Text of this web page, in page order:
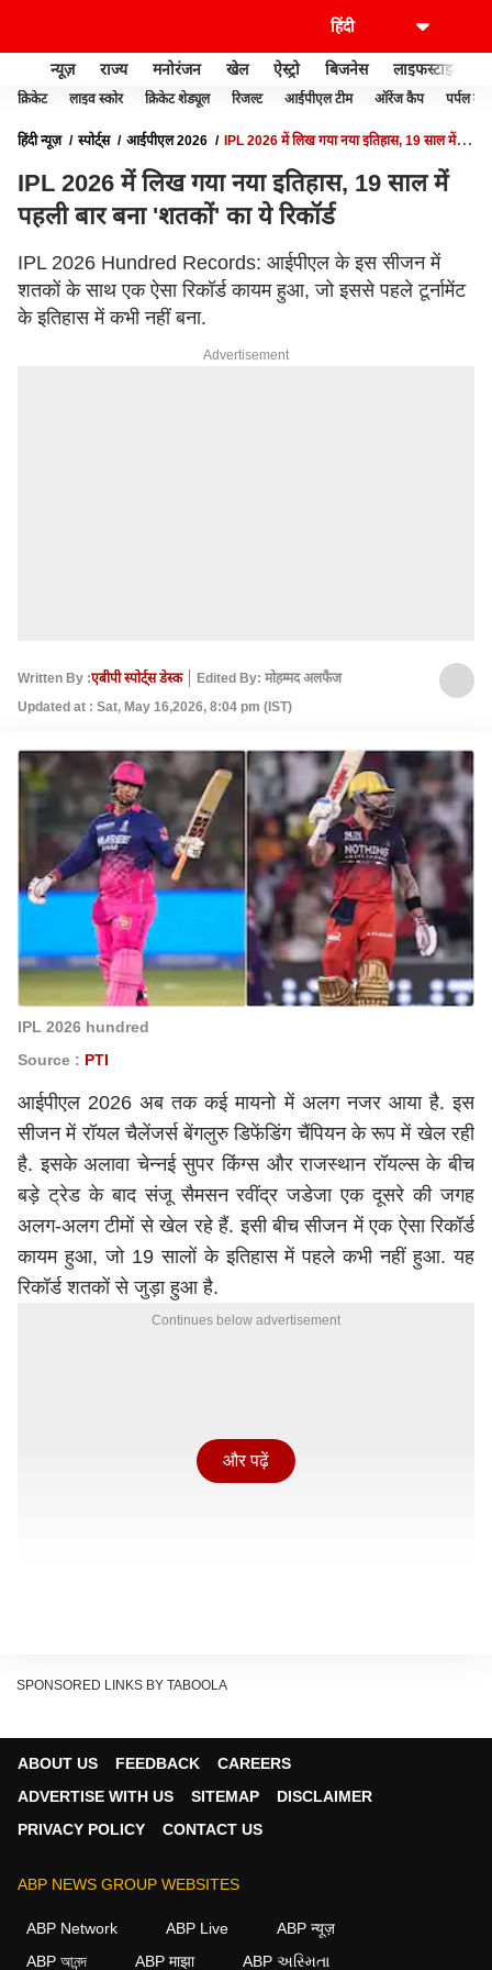
न्यूज़ राज्य मनोरंजन खेल ऐस्ट्रो बिजनेस लाइफस्टाइल
क्रिकेट लाइव स्कोर क्रिकेट शेड्यूल रिजल्ट आईपीएल टीम ऑरेंज कैप पर्पल कैप
हिंदी न्यूज़ स्पोर्ट्स आईपीएल 2026
IPL 2026 में लिख गया नया इतिहास, 19 साल में
IPL 2026 में लिख गया नया इतिहास, 19 साल में
पहली बार बना 'शतकों' का ये रिकॉर्ड
IPL 2026 Hundred Records: आईपीएल के इस सीजन में
शतकों के साथ एक ऐसा रिकॉर्ड कायम हुआ, जो इससे पहले टूर्नामेंट
के इतिहास में कभी नहीं बना.
Advertisement
Written By :एबीपी स्पोर्ट्स डेस्क
Edited By: मोहम्मद अलफैज
Updated at : Sat, May 16,2026, 8:04 pm (IST)
IPL 2026 hundred
Source : PTI
आईपीएल 2026 अब तक कई मायनो में अलग नजर आया है. इस
सीजन में रॉयल चैलेंजर्स बेंगलुरु डिफेंडिंग चैंपियन के रूप में खेल रही
है. इसके अलावा चेन्नई सुपर किंग्स और राजस्थान रॉयल्स के बीच
बड़े ट्रेड के बाद संजू सैमसन रवींद्र जडेजा एक दूसरे की जगह
अलग-अलग टीमों से खेल रहे हैं. इसी बीच सीजन में एक ऐसा रिकॉर्ड
कायम हुआ, जो 19 सालों के इतिहास में पहले कभी नहीं हुआ. यह
रिकॉर्ड शतकों से जुड़ा हुआ है.
Continues below advertisement
ऐसा सीजन है, जिसमें सभी 10 टीमों के किसी न किसी एक बल्लेबाज
शेयर करते हुए इसकी जानकारी दी गई. पोस्ट में उन खिलाड़ियों की
और पढ़ें
SPONSORED LINKS BY TABOOLA
ABOUT US FEEDBACK
CAREERS
ADVERTISE WITH US
SITEMAP
DISCLAIMER
PRIVACY POLICY
CONTACT US
ABP NEWS GROUP WEBSITES
ABP Network ABP Live
ABP न्यूज़
ABP আনন্দ
ABP माझा ABP અસ્મિતા